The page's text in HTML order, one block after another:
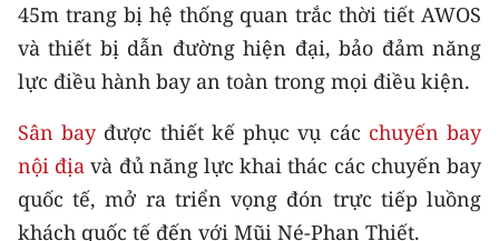
Media Du lịch
Media Thế giới
Media Giáo dục
Media Y tế
45m trang bị hệ thống quan trắc thời tiết AWOS
và thiết bị dẫn đường hiện đại, bảo đảm năng
lực điều hành bay an toàn trong mọi điều kiện.
Sân bayđược thiết kế phục vụ các chuyến bay
nội địa và đủ năng lực khai thác các chuyến bay
quốc tế, mở ra triển vọng đón trực tiếp luồng
khách quốc tế đến với Mũi Né-Phan Thiết.